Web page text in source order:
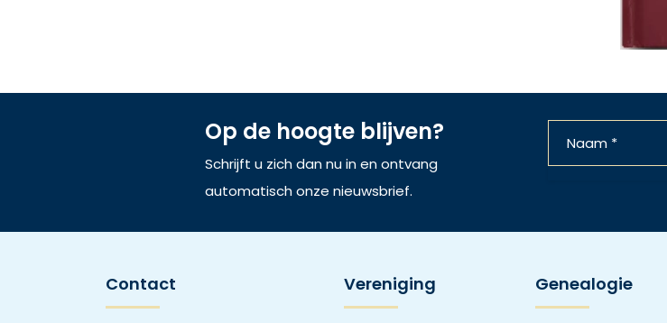
Op de hoogte blijven?
Schrijft u zich dan nu in en ontvang
automatisch onze nieuwsbrief.
Contact Vereniging Genealogie